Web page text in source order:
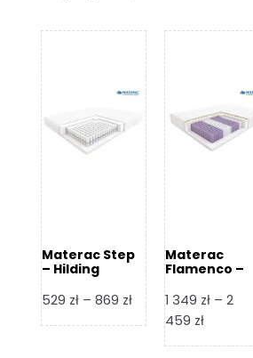
Materac Step
– Hilding
529 zł – 869 złZakres
cen:
Materac
Flamenco –
1 349 zł – 2
459 złZakres